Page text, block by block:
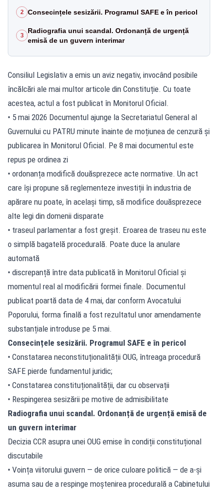
2 Consecințele sesizării. Programul SAFE e în pericol
3
Radiografia unui scandal. Ordonanță de urgență
emisă de un guvern interimar
Consiliul Legislativ a emis un aviz negativ, invocând posibile
încălcări ale mai multor articole din Constituție. Cu toate
acestea, actul a fost publicat în Monitorul Oficial.
• 5 mai 2026 Documentul ajunge la Secretariatul General al
Guvernului cu PATRU minute înainte de moțiunea de cenzură și
publicarea în Monitorul Oficial. Pe 8 mai documentul este
repus pe ordinea zi
• ordonanța modifică douăsprezece acte normative. Un act
care își propune să reglementeze investiții în industria de
apărare nu poate, în același timp, să modifice douăsprezece
alte legi din domenii disparate
• traseul parlamentar a fost greșit. Eroarea de traseu nu este
o simplă bagatelă procedurală. Poate duce la anulare
automată
• discrepanță între data publicată în Monitorul Oficial și
momentul real al modificării formei finale. Documentul
publicat poartă data de 4 mai, dar conform Avocatului
Poporului, forma finală a fost rezultatul unor amendamente
substanțiale introduse pe 5 mai.
Consecințele sesizării. Programul SAFE e în pericol
• Constatarea neconstituționalității OUG, întreaga procedură
SAFE pierde fundamentul juridic;
• Constatarea constituționalității, dar cu observații
• Respingerea sesizării pe motive de admisibilitate
Radiografia unui scandal. Ordonanță de urgență emisă de
un guvern interimar
Decizia CCR asupra unei OUG emise în condiții constituțional
discutabile
• Voința viitorului guvern — de orice culoare politică — de a-și
asuma sau de a respinge moștenirea procedurală a Cabinetului